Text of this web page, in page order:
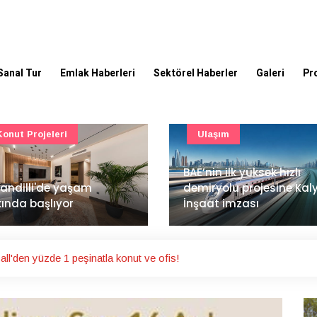
Tur Emlak Haberleri Sektörel Haberler Galeri
ilk yüksek hızlı
projesine Kalyon
imzası
Mimarlık ve mühendislik
projeleri e-PYS ile dijital
ortama taşınacak
Güncel
yüzde 1 peşinatla konut ve ofis!